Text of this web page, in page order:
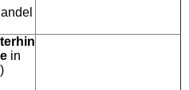
in